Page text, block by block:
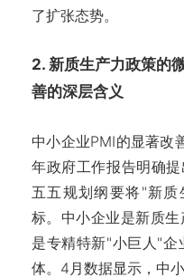
了扩张态势。
2. 新质生产力政策的
善的深层含义
中小企业PMI的显著改
年政府工作报告明确
五五规划纲要将"新
标。中小企业是新质
是专精特新"小巨人"企
体。4月数据显示，中